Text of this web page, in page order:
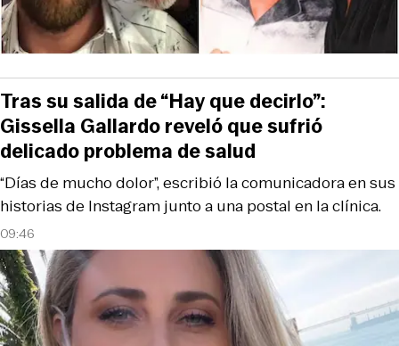
09:46
“Días de mucho dolor”, escribió la comunicadora en sus
historias de Instagram junto a una postal en la clínica.
Tras su salida de “Hay que decirlo”:
Gissella Gallardo reveló que sufrió
delicado problema de salud